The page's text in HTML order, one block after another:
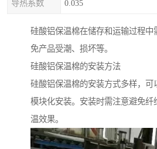
导热系数 0.035
硅酸铝保温棉在储存和运输过程中
免产品受潮、损坏等。
硅酸铝保温棉的安装方法
硅酸铝保温棉的安装方式多样，可
模块化安装。安装时需注意避免纤
温效果。